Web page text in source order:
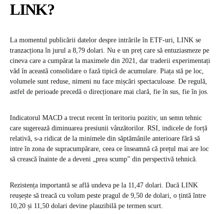
LINK?
La momentul publicării datelor despre intrările în ETF-uri, LINK se
tranzacționa în jurul a 8,79 dolari. Nu e un preț care să entuziasmeze pe
cineva care a cumpărat la maximele din 2021, dar traderii experimentați
văd în această consolidare o fază tipică de acumulare. Piața stă pe loc,
volumele sunt reduse, nimeni nu face mișcări spectaculoase. De regulă,
astfel de perioade precedă o direcționare mai clară, fie în sus, fie în jos.
Indicatorul MACD a trecut recent în teritoriu pozitiv, un semn tehnic
care sugerează diminuarea presiunii vânzătorilor. RSI, indicele de forță
relativă, s-a ridicat de la minimele din săptămânile anterioare fără să
intre în zona de supracumpărare, ceea ce înseamnă că prețul mai are loc
să crească înainte de a deveni „prea scump” din perspectivă tehnică.
Rezistența importantă se află undeva pe la 11,47 dolari. Dacă LINK
reușește să treacă cu volum peste pragul de 9,50 de dolari, o țintă între
10,20 și 11,50 dolari devine plauzibilă pe termen scurt.